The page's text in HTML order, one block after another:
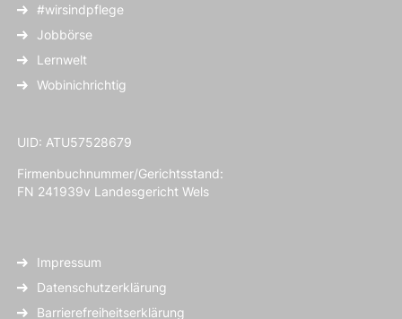
#wirsindpflege
Jobbörse
Lernwelt
Wobinichrichtig
UID: ATU57528679
Firmenbuchnummer/Gerichtsstand:
FN 241939v Landesgericht Wels
Impressum
Datenschutzerklärung
Barrierefreiheitserklärung